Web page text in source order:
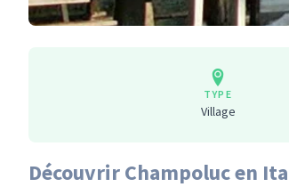
TYPE
Village
Découvrir Champoluc en